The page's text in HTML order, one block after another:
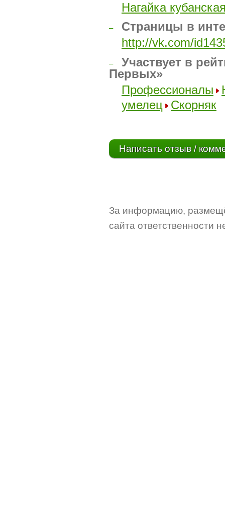
Нагайка
–
Страницы в
http://vk.com/
–
Участвует в
Первых»
Профессионалы
умелец
Скорняк
Написать отзыв /
За информацию,
сайта ответственности